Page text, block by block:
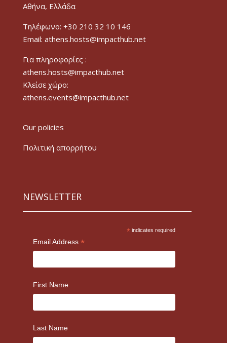
Αθήνα, Ελλάδα
Τηλέφωνο: +30 210 32 10 146
Email: athens.hosts@impacthub.net
Για πληροφορίες :
athens.hosts@impacthub.net
Κλείσε χώρο:
athens.events@impacthub.net
Our policies
Πολιτική απορρήτου
NEWSLETTER
* indicates required
Email Address *
First Name
Last Name